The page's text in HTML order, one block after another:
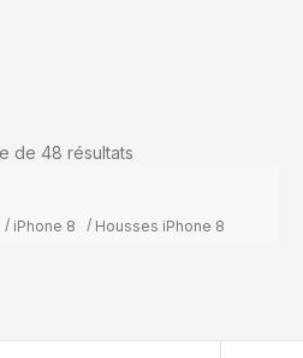
de 48 résultats
iPhone 8 Housses iPhone 8